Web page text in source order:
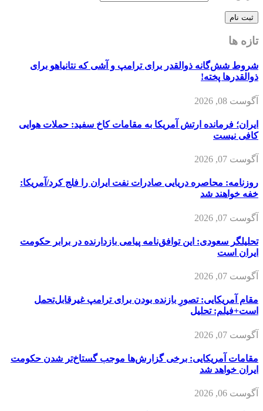
تازه ها
شروط شش‌گانه ذوالقدر برای ترامپ و آشی که نتانیاهو برای
ذوالقدرها پخته!
آگوست 08, 2026
ایران؛ فرمانده ارتش آمریکا به مقامات کاخ سفید: حملات هوایی
کافی نیست
آگوست 07, 2026
روزنامه: محاصره دریایی صادرات نفت ایران را فلج کرد/آمریکا:
خفه خواهند شد
آگوست 07, 2026
تحلیلگر سعودی: این توافق‌نامه پیامی بازدارنده در برابر حکومت
ایران است
آگوست 07, 2026
مقام آمریکایی: تصورِ بازنده بودن برای ترامپ غیرقابل‌تحمل
است+فیلم: تحلیل
آگوست 07, 2026
مقامات آمریکایی: برخی گزارش‌ها موجب گستاخ‌تر شدن حکومت
ایران خواهد شد
آگوست 06, 2026